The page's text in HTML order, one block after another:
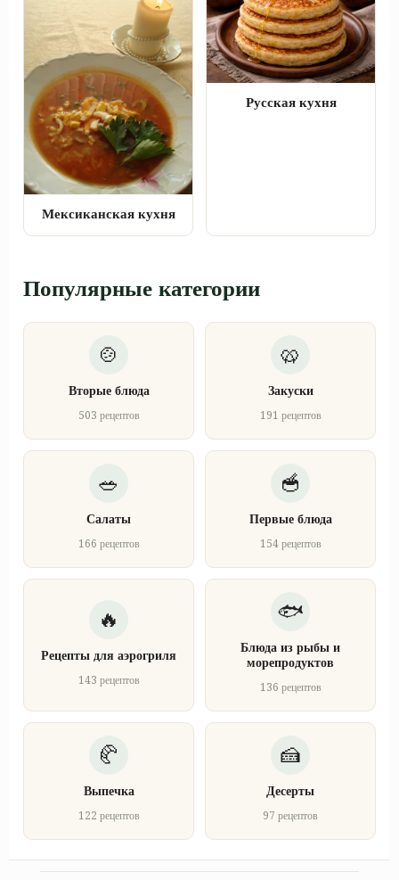
Мексиканская кухня
Русская кухня
Популярные категории
Вторые блюда
503 рецептов
Закуски
191 рецептов
Салаты
166 рецептов
Первые блюда
154 рецептов
Рецепты для аэрогриля
143 рецептов
Блюда из рыбы и
морепродуктов
136 рецептов
Выпечка
122 рецептов
Десерты
97 рецептов